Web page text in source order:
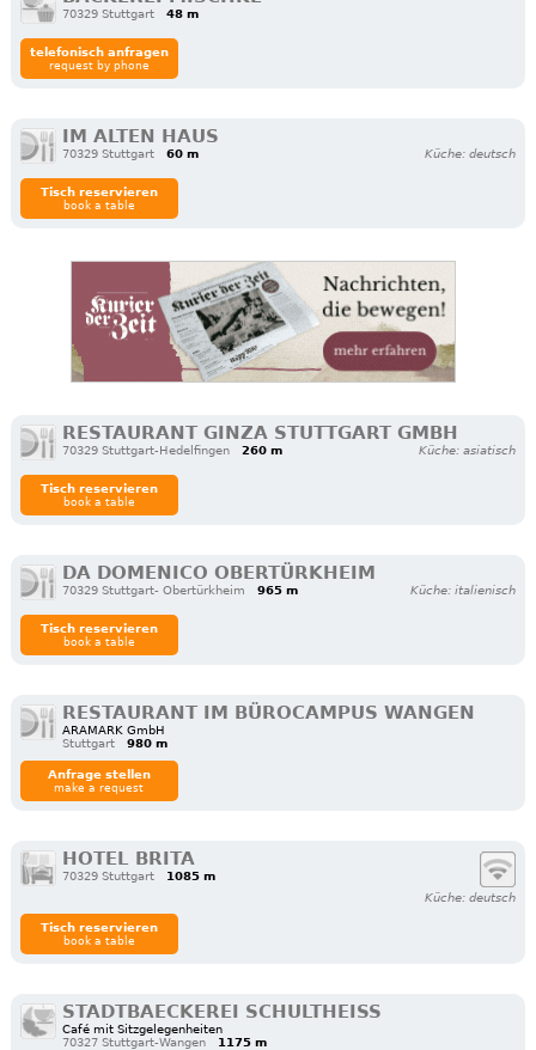
70329 Stuttgart 48 m
telefonisch anfragen
request by phone
IM ALTEN HAUS
70329 Stuttgart 60 m Küche: deutsch
Tisch reservieren
book a table
RESTAURANT GINZA STUTTGART GMBH
70329 Stuttgart-Hedelfingen 260 m Küche: asiatisch
Tisch reservieren
book a table
DA DOMENICO OBERTÜRKHEIM
70329 Stuttgart- Obertürkheim 965 m Küche: italienisch
Tisch reservieren
book a table
RESTAURANT IM BÜROCAMPUS WANGEN
ARAMARK GmbH
Stuttgart
980 m
Anfrage stellen
make a request
HOTEL BRITA
70329 Stuttgart
1085 m
Küche: deutsch
Tisch reservieren
book a table
STADTBAECKEREI SCHULTHEISS
Café mit Sitzgelegenheiten
70327 Stuttgart-Wangen
1175 m